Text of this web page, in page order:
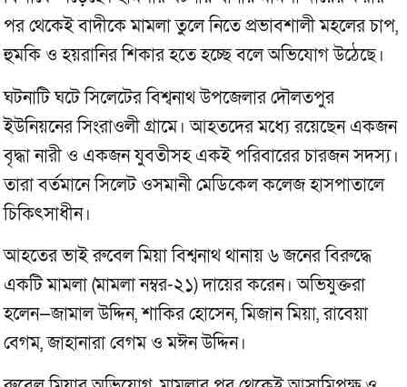
পর থেকেই বাদীকে মামলা তুলে নিতে প্রভাবশালী মহলের চাপ,
হুমকি ও হয়রানির শিকার হতে হচ্ছে বলে অভিযোগ উঠেছে।
ঘটনাটি ঘটে সিলেটের বিশ্বনাথ উপজেলার দৌলতপুর
ইউনিয়নের সিংরাওলী গ্রামে। আহতদের মধ্যে রয়েছেন একজন
বৃদ্ধা নারী ও একজন যুবতীসহ একই পরিবারের চারজন সদস্য।
তারা বর্তমানে সিলেট ওসমানী মেডিকেল কলেজ হাসপাতালে
চিকিৎসাধীন।
আহতের ভাই রুবেল মিয়া বিশ্বনাথ থানায় ৬ জনের বিরুদ্ধে
একটি মামলা (মামলা নম্বর-২১) দায়ের করেন। অভিযুক্তরা
হলেন—জামাল উদ্দিন, শাকির হোসেন, মিজান মিয়া, রাবেয়া
বেগম, জাহানারা বেগম ও মঈন উদ্দিন।